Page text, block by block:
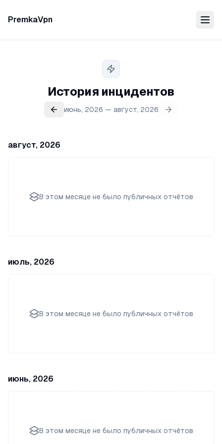
PremkaVpn
История инцидентов
июнь, 2026 — август, 2026
август, 2026
В этом месяце не было публичных отчётов
июль, 2026
В этом месяце не было публичных отчётов
июнь, 2026
В этом месяце не было публичных отчётов